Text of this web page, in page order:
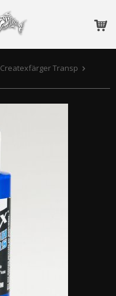
Createxfärger Transp